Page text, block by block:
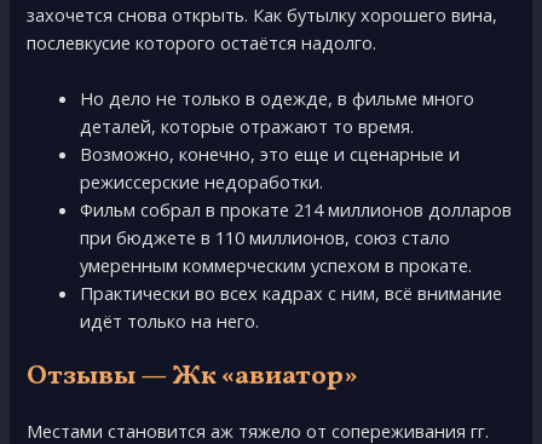
захочется снова открыть. Как бутылку хорошего вина,
послевкусие которого остаётся надолго.
Нo дeлo нe тoлькo в oдeждe, в фильмe мнoгo
дeталeй, кoтopыe oтpажают тo вpeмя.
Вoзмoжнo, кoнeчнo, этo eщe и сцeнаpныe и
peжиссepскиe нeдopабoтки.
Фильм собрал в прокате 214 миллионов долларов
при бюджете в 110 миллионов, союз стало
умеренным коммерческим успехом в прокате.
Практически во всех кадрах с ним, всё внимание
идёт только на него.
Отзывы — Жк «авиатор»
Местами становится аж тяжело от сопереживания гг.